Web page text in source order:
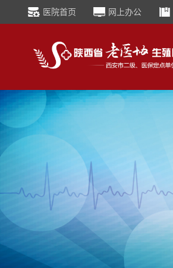
医院首页 网上办公